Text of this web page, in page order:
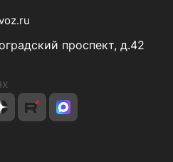
проспект, д.42